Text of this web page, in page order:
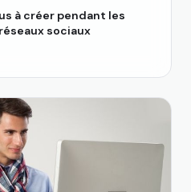
à créer pendant les
sociaux